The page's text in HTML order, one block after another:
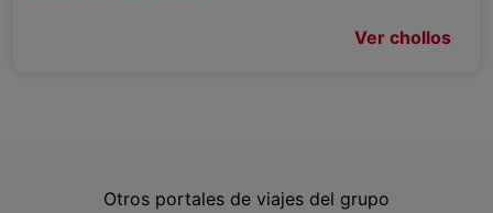
Ver chollos
Otros portales de viajes del grupo